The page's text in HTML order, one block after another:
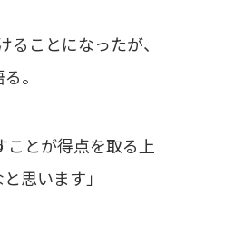
ことになったが、
。
ことが得点を取る上
思います」